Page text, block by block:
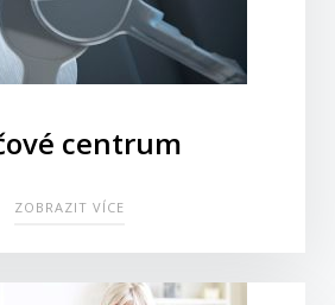
centrum
ZOBRAZIT VÍCE